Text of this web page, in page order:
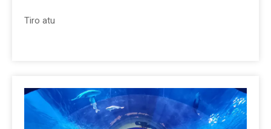
Tiro atu